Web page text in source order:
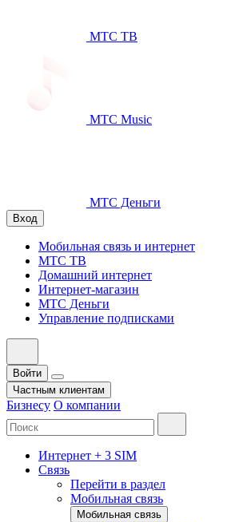
МТС ТВ
МТС Music
МТС Деньги
Вход
Мобильная связь и интернет
МТС ТВ
Домашний интернет
Интернет-магазин
МТС Деньги
Управление подписками
Войти
Частным клиентам
Бизнесу О компании
Интернет + 3 SIM
Связь
Перейти в раздел
Мобильная связь
Мобильная связь